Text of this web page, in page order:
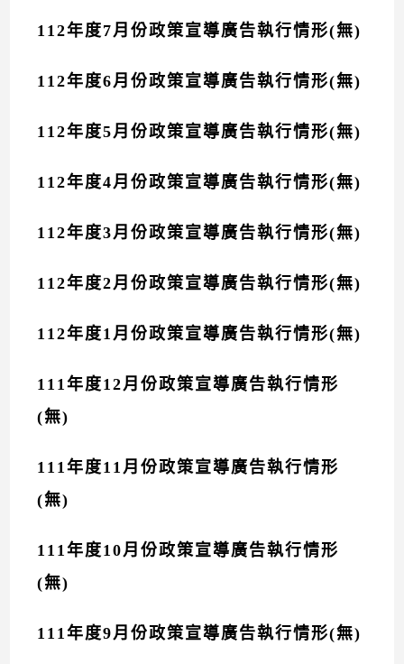
112年度7月份政策宣導廣告執行情形(無)
112年度6月份政策宣導廣告執行情形(無)
112年度5月份政策宣導廣告執行情形(無)
112年度4月份政策宣導廣告執行情形(無)
112年度3月份政策宣導廣告執行情形(無)
112年度2月份政策宣導廣告執行情形(無)
112年度1月份政策宣導廣告執行情形(無)
111年度12月份政策宣導廣告執行情形
(無)
111年度11月份政策宣導廣告執行情形
(無)
111年度10月份政策宣導廣告執行情形
(無)
111年度9月份政策宣導廣告執行情形(無)